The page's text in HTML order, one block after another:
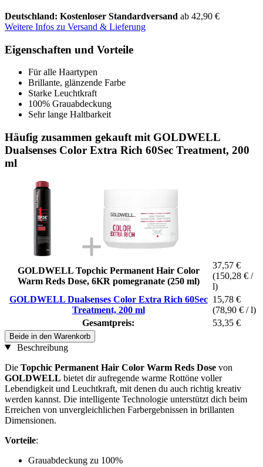
Deutschland: Kostenloser Standardversand ab 42,90 €
Weitere Infos zu Versand & Lieferung
Eigenschaften und Vorteile
Für alle Haartypen
Brillante, glänzende Farbe
Starke Leuchtkraft
100% Grauabdeckung
Sehr lange Haltbarkeit
Häufig zusammen gekauft mit GOLDWELL
Dualsenses Color Extra Rich 60Sec Treatment, 200
ml
GOLDWELL Topchic Permanent Hair Color
Warm Reds Dose, 6KR pomegranate (250 ml)
37,57 €
(150,28 € /
l)
GOLDWELL Dualsenses Color Extra Rich 60Sec
Treatment, 200 ml
15,78 €
(78,90 € / l)
Gesamtpreis:
53,35 €
Beide in den Warenkorb
Beschreibung
Die Topchic Permanent Hair Color Warm Reds Dose von
GOLDWELL bietet dir aufregende warme Rottöne voller
Lebendigkeit und Leuchtkraft, mit denen du auch richtig kreativ
werden kannst. Die intelligente Technologie unterstützt dich beim
Erreichen von unvergleichlichen Farbergebnissen in brillanten
Dimensionen.
Vorteile:
Grauabdeckung zu 100%